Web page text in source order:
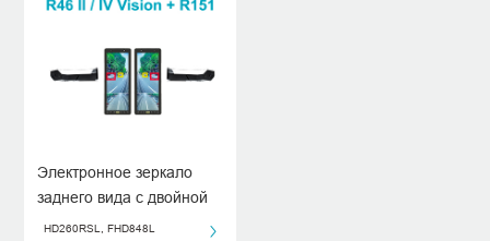
Электронное зеркало
заднего вида с двойной
камерой
HD260RSL, FHD848L